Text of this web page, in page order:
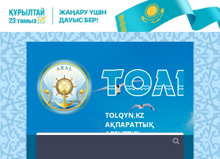
TOLQYN.KZ
АҚПАРАТТЫҚ
АГЕНТТІГІ